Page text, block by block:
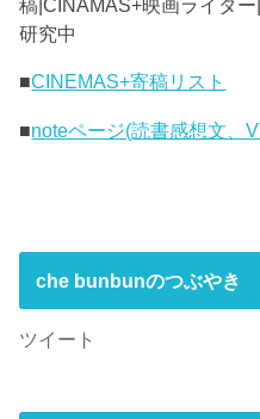
稿|CINAMAS+映画ライタ
研究中
■CINEMAS+寄稿リスト
■noteページ(読書感想文、
che bunbunのつぶやき
ツイート